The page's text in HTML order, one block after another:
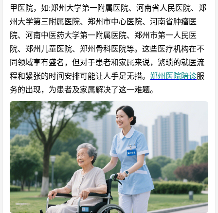
甲医院，如:郑州大学第一附属医院、河南省人民医院、郑
州大学第三附属医院、郑州市中心医院、河南省肿瘤医
院、河南中医药大学第一附属医院、郑州市第一人民医
院、郑州儿童医院、郑州骨科医院等。这些医疗机构在不
同领域享有盛名，但对于患者和家属来说，繁琐的就医流
程和紧张的时间安排可能让人手足无措。 郑州医院陪诊服
务的出现，为患者及家属解决了这一难题。